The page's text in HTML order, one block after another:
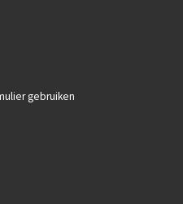
gebruiken